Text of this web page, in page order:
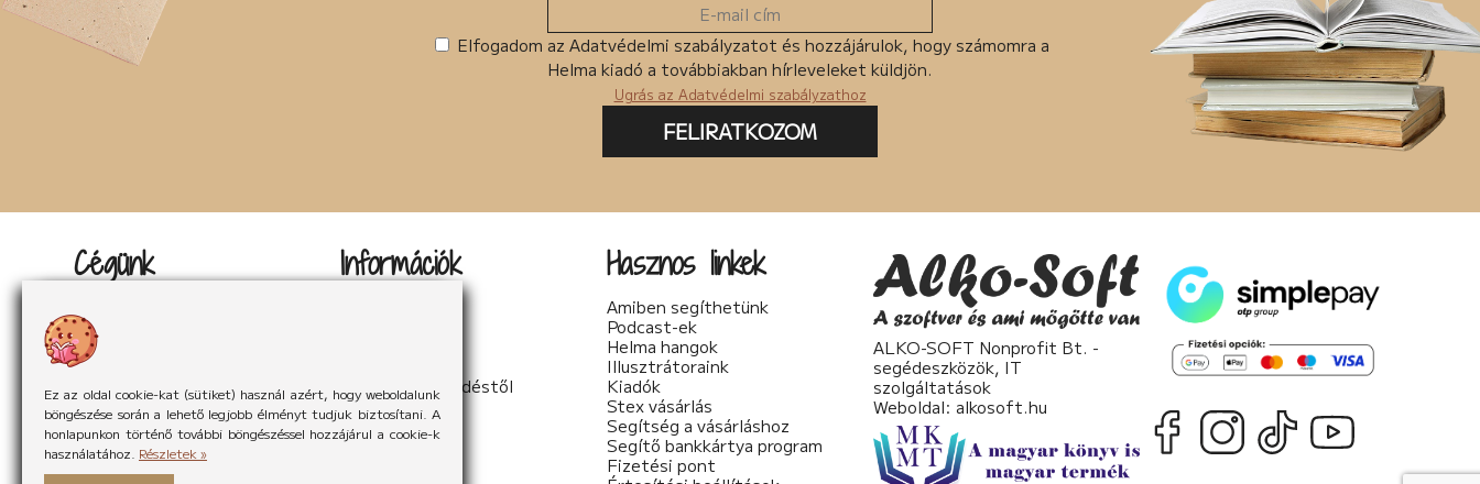
Ez az oldal cookie-kat (sütiket) használ azért, hogy weboldalunk
böngészése során a lehető legjobb élményt tudjuk biztosítani. A
honlapunkon történő további böngészéssel hozzájárul a cookie-k
használatához. Részletek »
Elfogadom az Adatvédelmi szabályzatot és hozzájárulok, hogy számomra a
Helma kiadó a továbbiakban hírleveleket küldjön.
Ugrás az Adatvédelmi szabályzathoz
FELIRATKOZOM
Cégünk
Rólunk
Rólunk mondták
Hírek
Partnereink
Információk
Elállás a szerződéstől
Hasznos linkek
Amiben segíthetünk
Podcast-ek
Helma hangok
Illusztrátoraink
Kiadók
Stex vásárlás
Segítség a vásárláshoz
Segítő bankkártya program
Fizetési pont
ALKO-SOFT Nonprofit Bt. -
segédeszközök, IT
szolgáltatások
Weboldal: alkosoft.hu